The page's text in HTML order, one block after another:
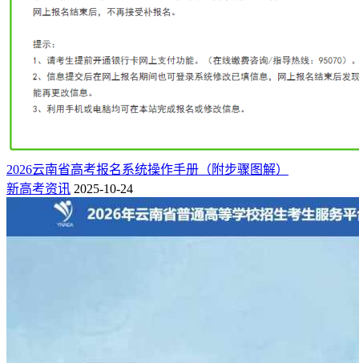
考生同意《考生诚信考试承诺书》后，系统将会强制与考生确
认，是否修改密码。
2026云南省高考报名系统操作手册（附步骤图解）
新高考资讯 2025-10-24